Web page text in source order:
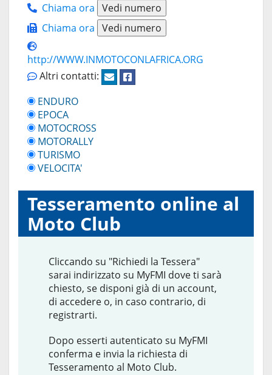
Chiama ora Vedi numero
Chiama ora Vedi numero
http://WWW.INMOTOCONLAFRICA.ORG
Altri contatti:
ENDURO
EPOCA
MOTOCROSS
MOTORALLY
TURISMO
VELOCITA'
Tesseramento online al
Moto Club
Cliccando su "Richiedi la Tessera"
sarai indirizzato su MyFMI dove ti sarà
chiesto, se disponi già di un account,
di accedere o, in caso contrario, di
registrarti.
Dopo esserti autenticato su MyFMI
conferma e invia la richiesta di
Tesseramento al Moto Club.